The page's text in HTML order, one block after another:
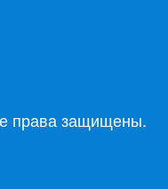
права защищены.